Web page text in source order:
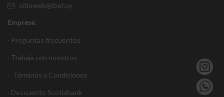
sitioweb@iber.uy
Empresa:
· Preguntas frecuentes
· Trabaja con nosotros
· Términos y Condiciones
· Descuento Scotiabank